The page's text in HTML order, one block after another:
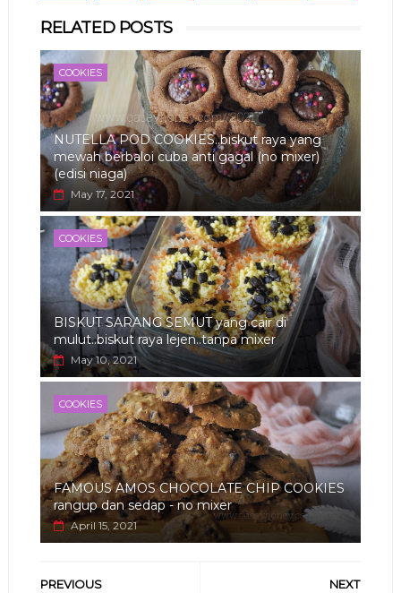
RELATED POSTS
COOKIES
NUTELLA POD COOKIES..biskut raya yang
mewah berbaloi cuba anti gagal (no mixer)
(edisi niaga)
May 17, 2021
COOKIES
BISKUT SARANG SEMUT yang cair di
mulut..biskut raya lejen..tanpa mixer
May 10, 2021
COOKIES
FAMOUS AMOS CHOCOLATE CHIP COOKIES
rangup dan sedap - no mixer
April 15, 2021
NEXT
PREVIOUS